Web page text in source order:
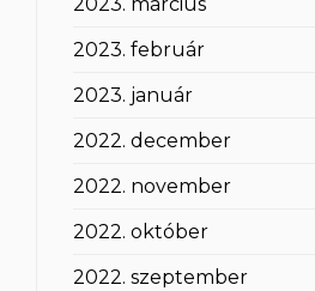
2023. február
2023. január
2022. december
2022. november
2022. október
2022. szeptember